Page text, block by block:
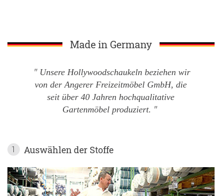
Made in Germany
Unsere Hollywoodschaukeln beziehen wir
von der Angerer Freizeitmöbel GmbH, die
seit über 40 Jahren hochqualitative
Gartenmöbel produziert.
1 Auswählen der Stoffe